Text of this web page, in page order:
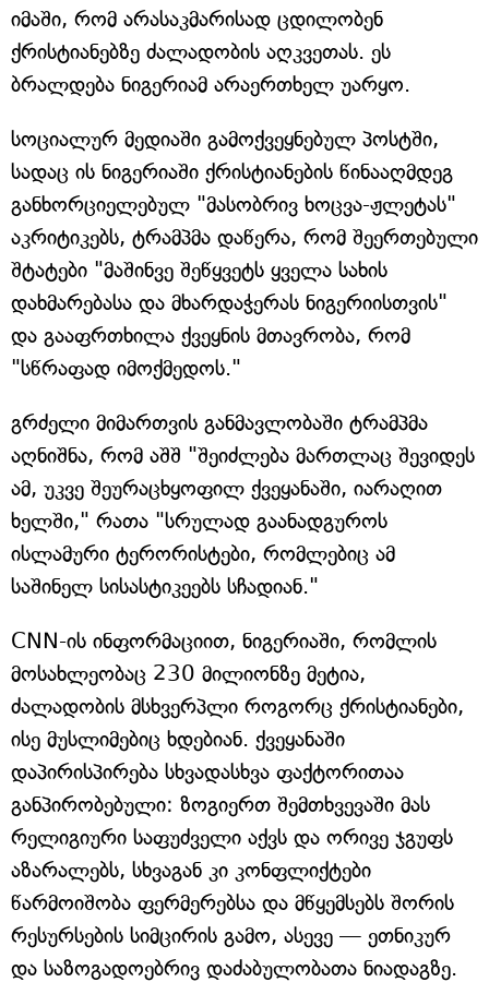
იმაში, რომ არასაკმარისად ცდილობენ
ქრისტიანებზე ძალადობის აღკვეთას. ეს
ბრალდება ნიგერიამ არაერთხელ უარყო.
სოციალურ მედიაში გამოქვეყნებულ პოსტში,
სადაც ის ნიგერიაში ქრისტიანების წინააღმდეგ
განხორციელებულ "მასობრივ ხოცვა-ჟლეტას"
აკრიტიკებს, ტრამპმა დაწერა, რომ შეერთებული
შტატები "მაშინვე შეწყვეტს ყველა სახის
დახმარებასა და მხარდაჭერას ნიგერიისთვის"
და გააფრთხილა ქვეყნის მთავრობა, რომ
"სწრაფად იმოქმედოს."
გრძელი მიმართვის განმავლობაში ტრამპმა
აღნიშნა, რომ აშშ "შეიძლება მართლაც შევიდეს
ამ, უკვე შეურაცხყოფილ ქვეყანაში, იარაღით
ხელში," რათა "სრულად გაანადგუროს
ისლამური ტერორისტები, რომლებიც ამ
საშინელ სისასტიკეებს სჩადიან."
CNN-ის ინფორმაციით, ნიგერიაში, რომლის
მოსახლეობაც 230 მილიონზე მეტია,
ძალადობის მსხვერპლი როგორც ქრისტიანები,
ისე მუსლიმებიც ხდებიან. ქვეყანაში
დაპირისპირება სხვადასხვა ფაქტორითაა
განპირობებული: ზოგიერთ შემთხვევაში მას
რელიგიური საფუძველი აქვს და ორივე ჯგუფს
აზარალებს, სხვაგან კი კონფლიქტები
წარმოიშობა ფერმერებსა და მწყემსებს შორის
რესურსების სიმცირის გამო, ასევე — ეთნიკურ
და საზოგადოებრივ დაძაბულობათა ნიადაგზე.